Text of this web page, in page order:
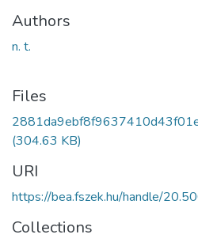
Authors
n. t.
Files
(304.63 KB)
URI
https://bea.fszek.hu/handle/
Collections